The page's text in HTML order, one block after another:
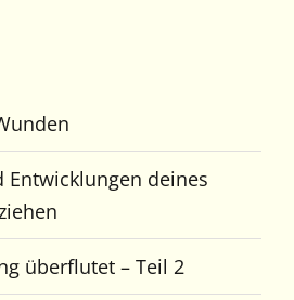
Entwicklungen deines
überflutet – Teil 2